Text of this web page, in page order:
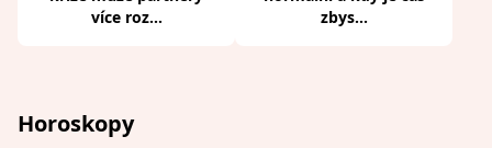
více roz...
zbys...
Horoskopy